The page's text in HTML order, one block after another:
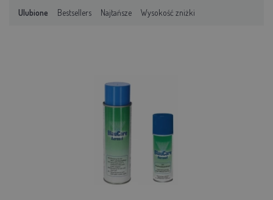
Ulubione Bestsellers Najtańsze Wysokość zniżki